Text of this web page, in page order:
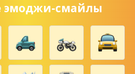
эмоджи-смайлы